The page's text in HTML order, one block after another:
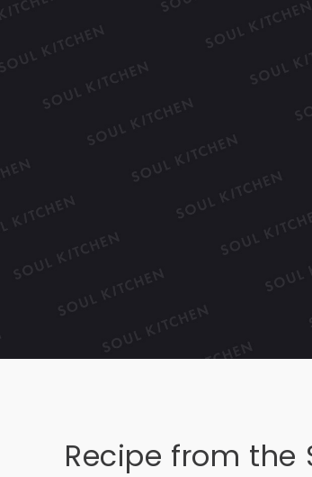
Recipe from the